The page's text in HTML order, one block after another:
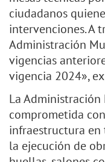
ciudadanos
intervenciones. A
Administración
vigencias
vigencia 2024»,
La
comprometida
infraestructura
la ejecución de